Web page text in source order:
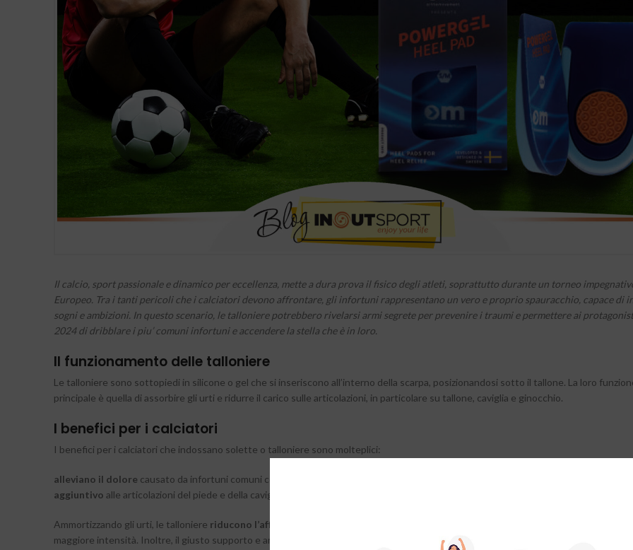
Il calcio, sport passionale e dinamico per eccellenza, mette a dura prova il fisico degli atleti, soprattutto durante un torneo
Europeo. Tra i tanti pericoli che i calciatori devono affrontare, gli infortuni rappresentano un vero e proprio spauracchio, capace di
sogni e ambizioni. In questo scenario, le talloniere potrebbero rivelarsi armi segrete per prevenire i traumi e permettere ai
2024 di dribblare i piu’ comuni infortuni e accendere la stella che è in loro.
Il funzionamento delle talloniere
Le talloniere sono sottopiedi in silicone o gel che si inseriscono all’interno della scarpa, posizionandosi sotto il tallone. La loro
principale è quella di assorbire gli urti e ridurre il carico sulle articolazioni, in particolare su tallone, caviglia e ginocchio.
I benefici per i calciatori
I benefici per i calciatori che indossano solette o talloniere sono molteplici:
alleviano il dolore causato da infortuni comuni come fascite plantare, tendinite achillea, borsiti e tallonite;
aggiuntivo alle articolazioni del piede e della caviglia, riducendo il rischio di distorsioni e traumi.
Ammortizzando gli urti, le talloniere riducono l’affaticamento muscolare e articolare
maggiore intensità. Inoltre, il giusto supporto e ammortizzazione favoriscono stabilità ed equilibrio, migliorando le prestazioni in